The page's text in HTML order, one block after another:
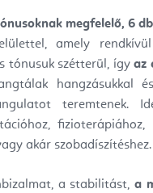
megfelelő, 6
amely
tónusuk szétterül, ígyaz
hangzásukkal
teremtenek.
fizioterápiához,
akár szobadíszítéshez.
a stabilitást,a